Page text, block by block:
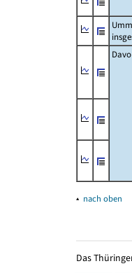
▴ nach oben
Das